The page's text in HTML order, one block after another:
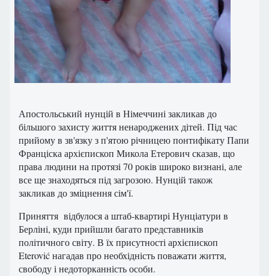
Апостольський нунцій в Німеччині закликав до
більшого захисту життя ненароджених дітей. Під час
прийому в зв'язку з п'ятою річницею понтифікату Папи
Франціска архієпископ Микола Етерович сказав, що
права людини на протязі 70 років широко визнані, але
все ще знаходяться під загрозою. Нунцій також
закликав до зміцнення сім'ї.
Приняття відбулося а штаб-квартирі Нунціатури в
Берліні, куди прийшли багато представників
політичного світу. В їх присутності архієпископ
Eterović нагадав про необхідність поважати життя,
свободу і недоторканність особи.